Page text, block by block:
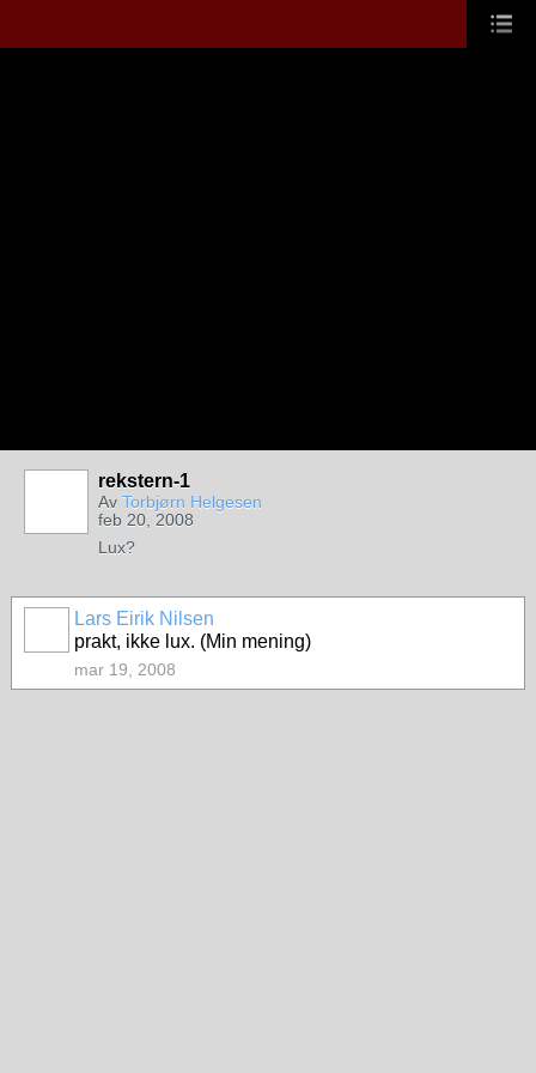
rekstern-1
Av Torbjørn Helgesen
feb 20, 2008
Lux?
Lars Eirik Nilsen
prakt, ikke lux. (Min mening)
mar 19, 2008